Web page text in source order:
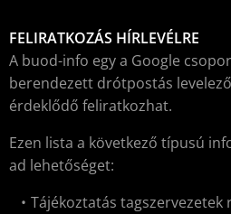
FELIRATKOZÁS HÍRLEVÉLRE
A buod-info egy a Google
berendezett drótpostás
érdeklődő feliratkozhat.
Ezen lista a következő típusú
ad lehetőséget:
Tájékoztatás tagszervezetek